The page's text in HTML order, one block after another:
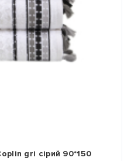
gri сірий 90*150